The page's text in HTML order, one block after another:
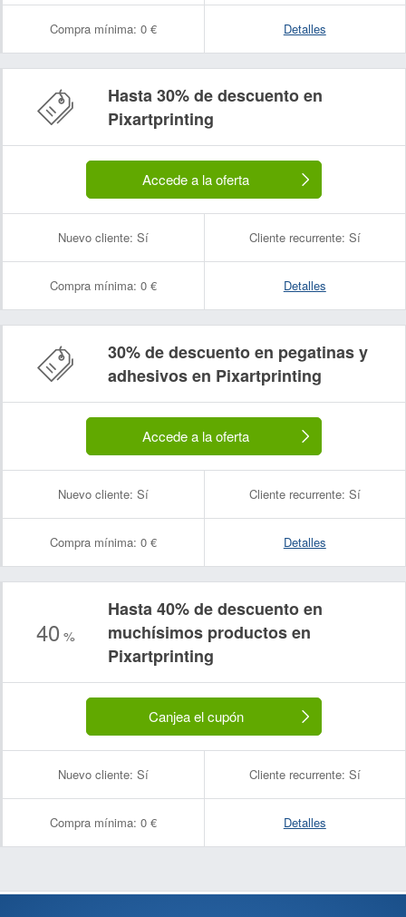
Compra mínima: 0 € Detalles
Hasta 30% de descuento en
Pixartprinting
Accede a la oferta
Nuevo cliente: Sí Cliente recurrente: Sí
Compra mínima: 0 € Detalles
30% de descuento en pegatinas y
adhesivos en Pixartprinting
Accede a la oferta
Nuevo cliente: Sí Cliente recurrente: Sí
Compra mínima: 0 € Detalles
40 %
Hasta 40% de descuento en
muchísimos productos en
Pixartprinting
Canjea el cupón
Nuevo cliente: Sí Cliente recurrente: Sí
Compra mínima: 0 € Detalles